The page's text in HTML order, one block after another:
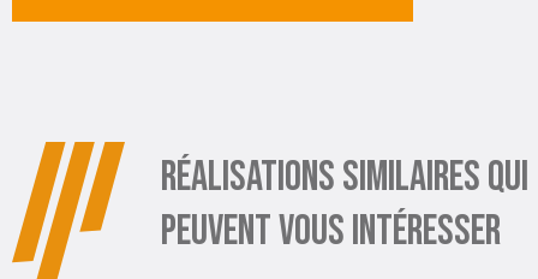
RÉALISATIONS SIMILAIRES QUI
PEUVENT VOUS INTÉRESSER